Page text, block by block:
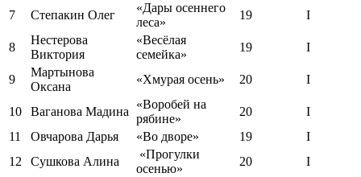
7 Степакин Олег
«Дары осеннего
леса»
19 I
8
Нестерова
Виктория
«Весёлая
семейка»
19 I
9
Мартынова
Оксана
«Хмурая осень» 20 I
10 Ваганова Мадина
«Воробей на
рябине»
20
I
11
Овчарова Дарья «Во дворе» 19
I
12
Сушкова Алина
«Прогулки
осенью»
20
I